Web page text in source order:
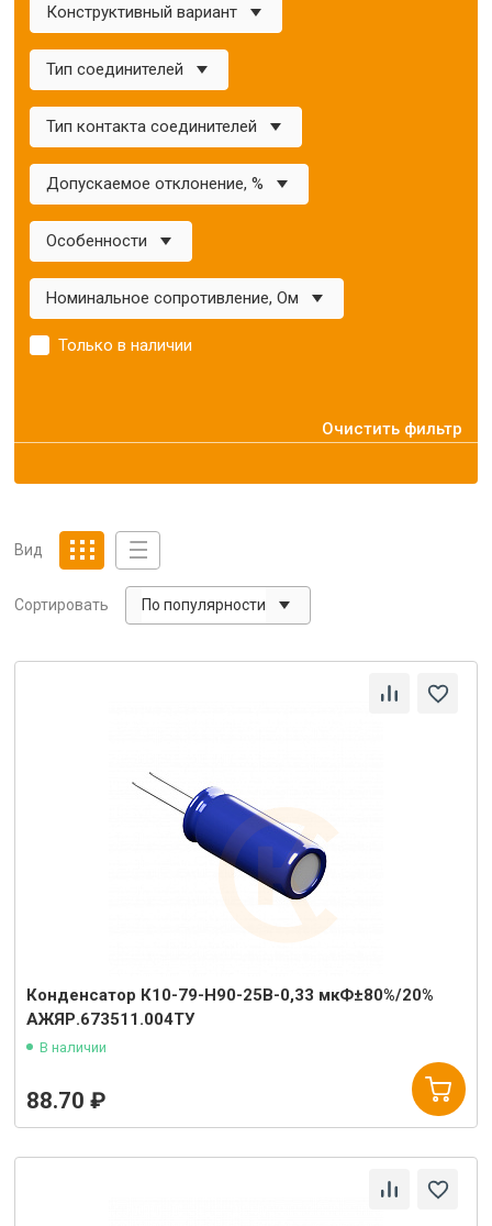
Конструктивный вариант
Тип соединителей
Тип контакта соединителей
Допускаемое отклонение, %
Особенности
Номинальное сопротивление, Ом
Только в наличии
Очистить фильтр
Вид
Сортировать По популярности
Конденсатор К10-79-Н90-25В-0,33 мкФ±80%/20%
АЖЯР.673511.004ТУ
В наличии
88.70 ₽